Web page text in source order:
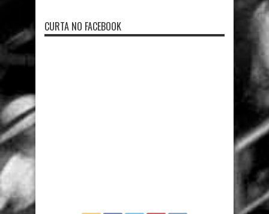
CURTA NO FACEBOOK